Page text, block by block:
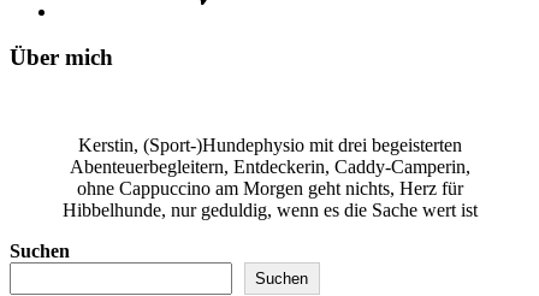
Über mich
Kerstin, (Sport-)Hundephysio mit drei begeisterten
Abenteuerbegleitern, Entdeckerin, Caddy-Camperin,
ohne Cappuccino am Morgen geht nichts, Herz für
Hibbelhunde, nur geduldig, wenn es die Sache wert ist
Suchen
Suchen